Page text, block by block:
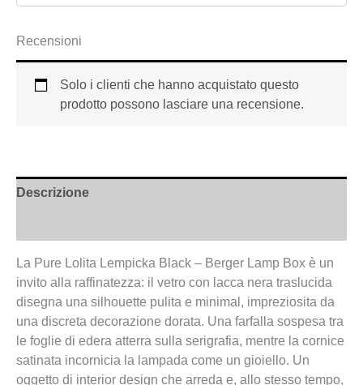
Recensioni
Solo i clienti che hanno acquistato questo
prodotto possono lasciare una recensione.
Descrizione
La Pure Lolita Lempicka Black – Berger Lamp Box è un
invito alla raffinatezza: il vetro con lacca nera traslucida
disegna una silhouette pulita e minimal, impreziosita da
una discreta decorazione dorata. Una farfalla sospesa tra
le foglie di edera atterra sulla serigrafia, mentre la cornice
satinata incornicia la lampada come un gioiello. Un
oggetto di interior design che arreda e, allo stesso tempo,